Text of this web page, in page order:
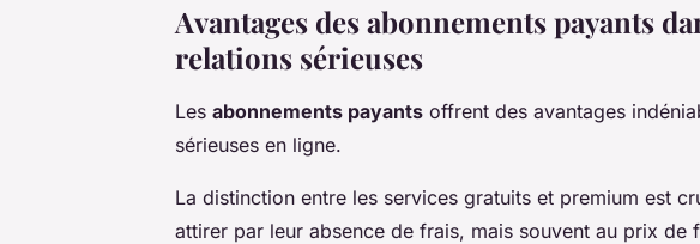
Avantages des abonnements payants
relations sérieuses
Les abonnements payants offrent des avantages
sérieuses en ligne.
La distinction entre les services gratuits et premium est
attirer par leur absence de frais, mais souvent au prix de